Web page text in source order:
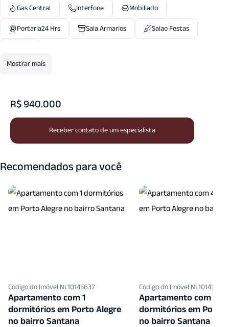
Gas Central
Interfone
Mobiliado
Portaria24 Hrs
Sala Armarios
Salao Festas
Mostrar mais
R$ 940.000
Receber contato de um especialista
Recomendados para você
Código do Imóvel NL10145637
Apartamento com 1
dormitórios em Porto Alegre
no bairro Santana
Código do Imóvel NL10143860
Apartamento com 4
dormitórios em Porto
no bairro Santana